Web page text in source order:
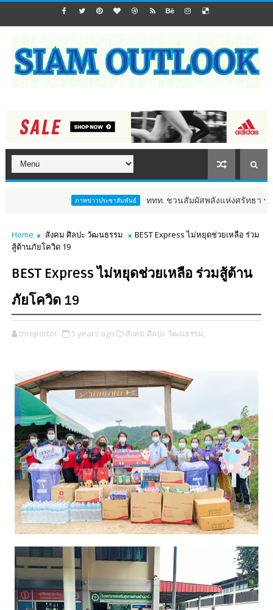
ภาพข่าวประชาสัมพันธ์ ททท. ชวนสัมผัสพลังแห่งศรัทธา ร่วมงาน "ห่ม
Home สังคม ศิลปะ วัฒนธรรม
BEST Express ไม่หยุดช่วยเหลือ ร่วม
สู้ต้านภัยโควิด 19
BEST Express ไม่หยุดช่วยเหลือ ร่วมสู้ต้าน
ภัยโควิด 19
threportor 5 years ago สังคม ศิลปะ วัฒนธรรม,